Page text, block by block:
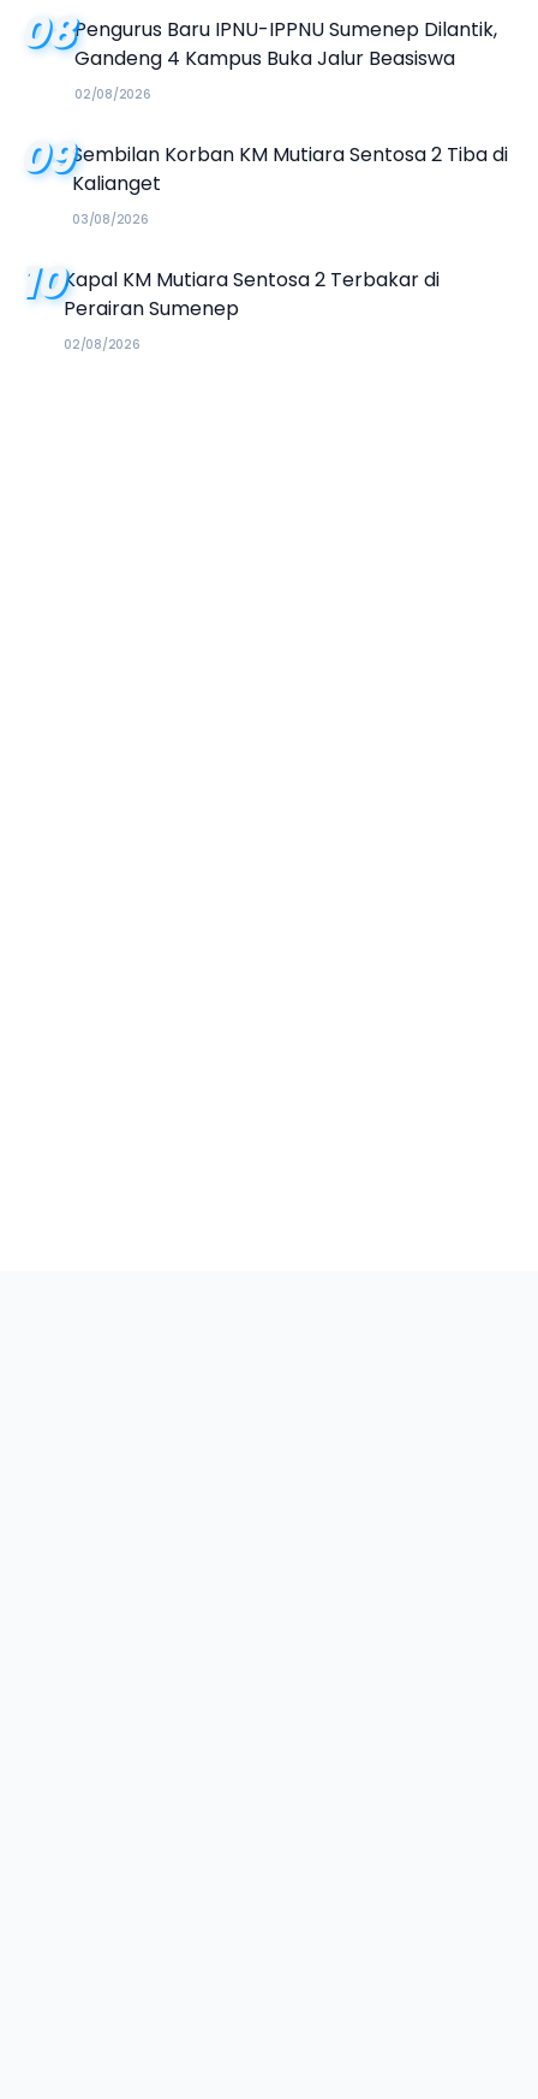
08Pengurus Baru IPNU-IPPNU Sumenep Dilantik,
Gandeng 4 Kampus Buka Jalur Beasiswa
02/08/2026
09Sembilan Korban KM Mutiara Sentosa 2 Tiba di
Kalianget
03/08/2026
10Kapal KM Mutiara Sentosa 2 Terbakar di
Perairan Sumenep
02/08/2026